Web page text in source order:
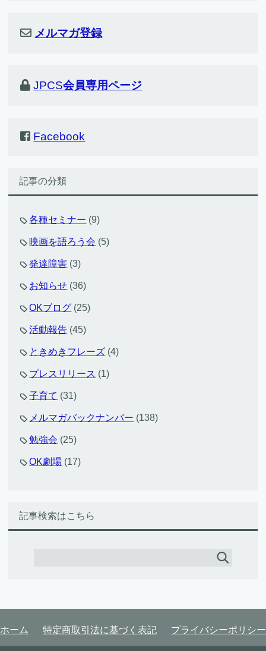
メルマガ登録
JPCS会員専用ページ
Facebook
記事の分類
各種セミナー (9)
映画を語ろう会 (5)
発達障害 (3)
お知らせ (36)
OKブログ (25)
活動報告 (45)
ときめきフレーズ (4)
プレスリリース (1)
子育て (31)
メルマガバックナンバー (138)
勉強会 (25)
OK劇場 (17)
記事検索はこちら
ホーム 特定商取引法に基づく表記 プライバシーポリシー